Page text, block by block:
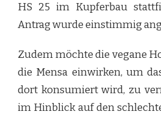
HS 25 im Kupferbau
Antrag wurde einstimmig
Zudem möchte die vegane
die Mensa einwirken, um
dort konsumiert wird, zu
im Hinblick auf den